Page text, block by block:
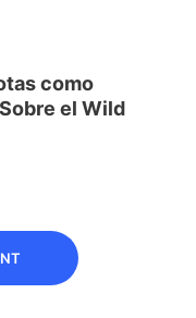
como
el Wild